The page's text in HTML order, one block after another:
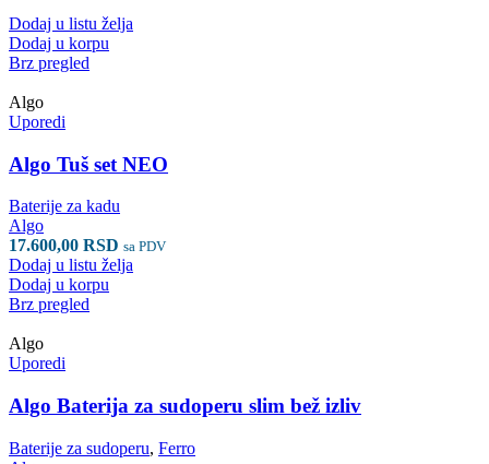
Dodaj u listu želja
Dodaj u korpu
Brz pregled
Algo
Uporedi
Algo Tuš set NEO
Baterije za kadu
Algo
17.600,00 RSD sa PDV
Dodaj u listu želja
Dodaj u korpu
Brz pregled
Algo
Uporedi
Algo Baterija za sudoperu slim bež izliv
Baterije za sudoperu, Ferro